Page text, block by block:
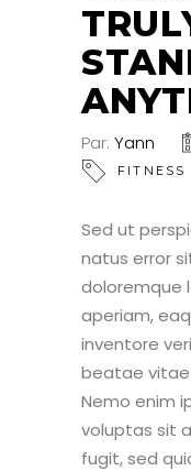
Par: Yann
FITNESS
Sed ut
natus error
doloremque
aperiam,
inventore
beatae
Nemo enim
voluptas sit
fugit, sed